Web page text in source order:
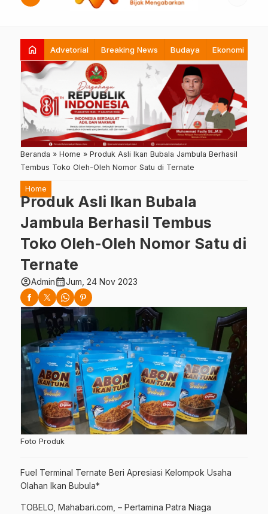
home Advetorial Breaking News Budaya Ekonomi
Beranda » Home » Produk Asli Ikan Bubala Jambula Berhasil
Tembus Toko Oleh-Oleh Nomor Satu di Ternate
Home
Produk Asli Ikan Bubala
Jambula Berhasil Tembus
Toko Oleh-Oleh Nomor Satu di
Ternate
account_circleAdmincalendar_monthJum, 24 Nov 2023
Foto Produk
Fuel Terminal Ternate Beri Apresiasi Kelompok Usaha
Olahan Ikan Bubula*
TOBELO, Mahabari.com, – Pertamina Patra Niaga